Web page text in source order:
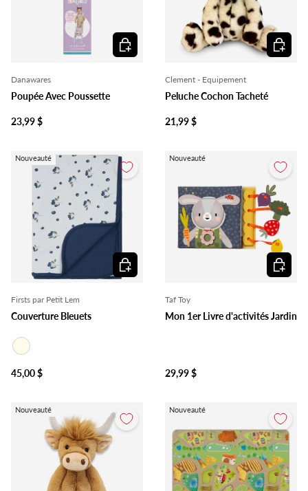
Danawares
Poupée Avec Poussette
23,99 $
Ajouter au panier
Clement - Equipement
Peluche Cochon Tacheté
21,99 $
Ajouter
Nouveauté
Firsts par Petit Lem
Couverture Bleuets
45,00 $
Choisir les options
Nouveauté
Taf Toy
Mon 1er Livre d'activités Jardin
29,99 $
Ajouter
Nouveauté Nouveauté